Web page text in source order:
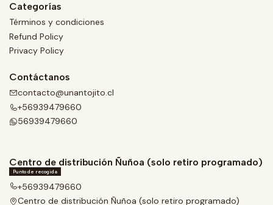
Categorías
Términos y condiciones
Refund Policy
Privacy Policy
Contáctanos
contacto@unantojito.cl
+56939479660
56939479660
Centro de distribución Ñuñoa (solo retiro programado)
Punto de recogida
+56939479660
Centro de distribución Ñuñoa (solo retiro programado)